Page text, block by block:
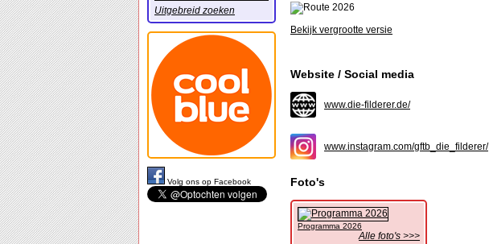
Bekijk vergrootte versie
Website / Social media
www.die-filderer.de/
www.instagram.com/gftb_die_filderer/
Foto's
Programma 2026
Alle foto's >>>
Uitgebreid zoeken
Volg ons op Facebook